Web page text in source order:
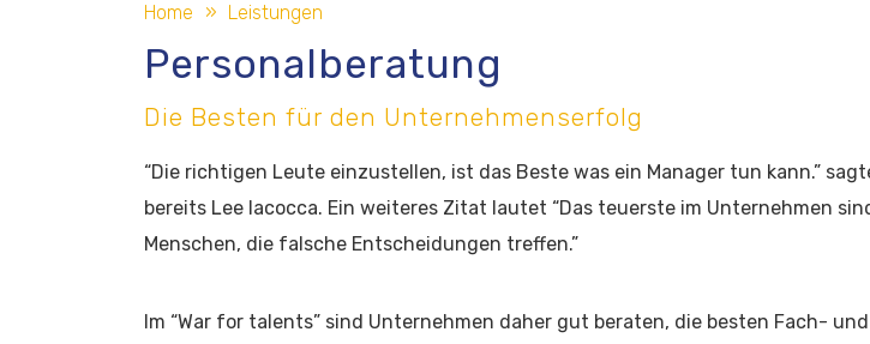
Home Leistungen
Personalberatung
Die Besten für den Unternehmenserfolg
“Die richtigen Leute einzustellen, ist das Beste was ein Manager tun kann.”
bereits Lee Iacocca. Ein weiteres Zitat lautet “Das teuerste im Unternehmen
Menschen, die falsche Entscheidungen treffen.”
Im “War for talents” sind Unternehmen daher gut beraten, die besten Fach-